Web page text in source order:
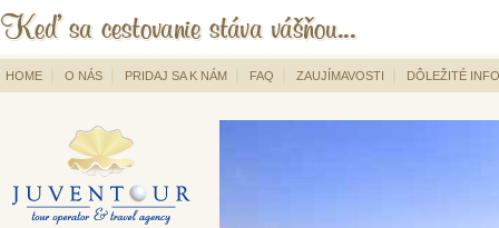
HOME O NÁS PRIDAJ SA K NÁM FAQ ZAUJÍMAVOSTI DÔLEŽITÉ